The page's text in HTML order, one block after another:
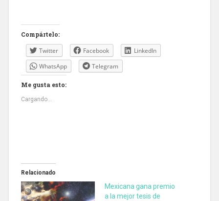
Compártelo:
Twitter Facebook
LinkedIn
WhatsApp
Telegram
Me gusta esto:
Cargando...
Relacionado
Mexicana gana premio
a la mejor tesis de